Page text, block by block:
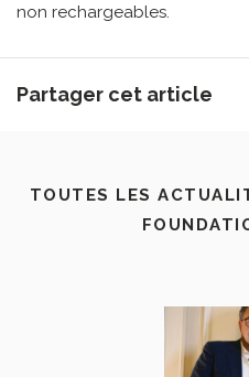
non rechargeables.
Partager cet article
TOUTES LES